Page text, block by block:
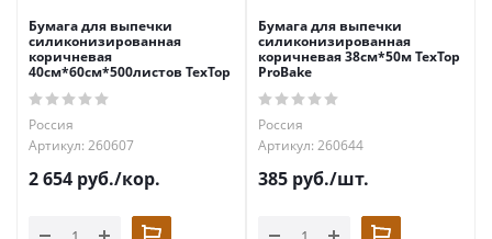
Бумага для выпечки
силиконизированная
коричневая
40см*60см*500листов TexTop
Россия
Артикул: 260607
2 654 руб./кор.
Бумага для выпечки
силиконизированная
коричневая 38см*50м TexTop
ProBake
Россия
Артикул: 260644
385 руб./шт.